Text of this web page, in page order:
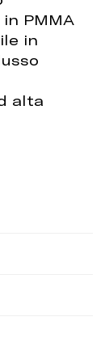
PMMA
in
alta